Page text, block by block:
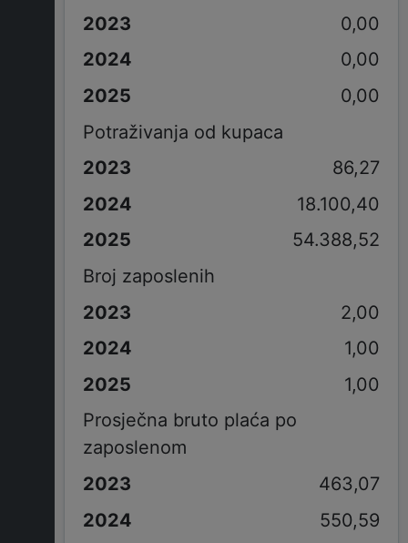
0,00
0,00
0,00
Potraživanja od kupaca
86,27
18.100,40
54.388,52
Broj zaposlenih
2,00
1,00
1,00
Prosječna bruto plaća po
zaposlenom
463,07
550,59